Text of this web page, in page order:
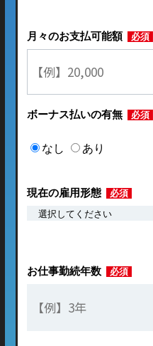
月々のお支払可能額 必須
ボーナス払いの有無 必須
なし あり
現在の雇用形態 必須
お仕事勤続年数 必須